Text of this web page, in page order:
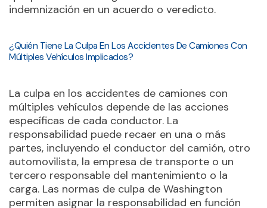
indemnización en un acuerdo o veredicto.
¿Quién Tiene La Culpa En Los Accidentes De Camiones Con
Múltiples Vehículos Implicados?
La culpa en los accidentes de camiones con
múltiples vehículos depende de las acciones
específicas de cada conductor. La
responsabilidad puede recaer en una o más
partes, incluyendo el conductor del camión, otro
automovilista, la empresa de transporte o un
tercero responsable del mantenimiento o la
carga. Las normas de culpa de Washington
permiten asignar la responsabilidad en función